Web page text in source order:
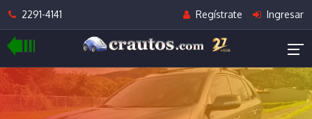
2291-4141 Regístrate Ingresar